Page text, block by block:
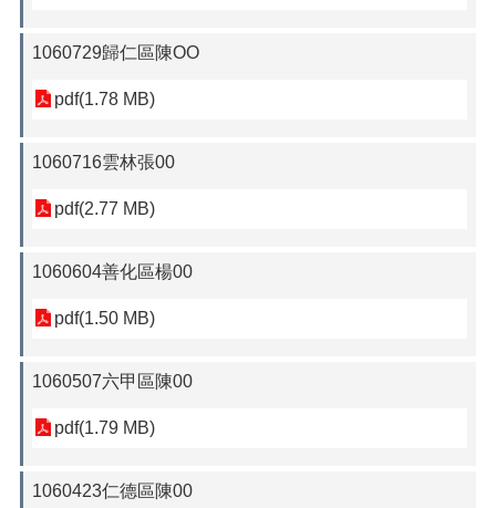
1060729歸仁區陳OO
pdf(1.78 MB)
1060716雲林張00
pdf(2.77 MB)
1060604善化區楊00
pdf(1.50 MB)
1060507六甲區陳00
pdf(1.79 MB)
1060423仁德區陳00